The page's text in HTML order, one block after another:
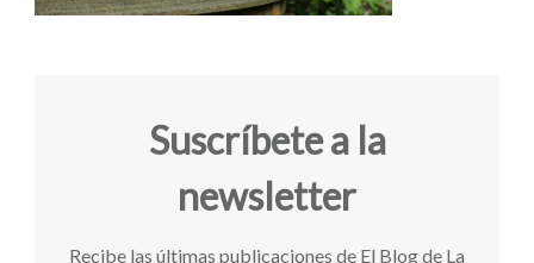
Suscríbete a la
newsletter
Recibe las últimas publicaciones de El Blog de La